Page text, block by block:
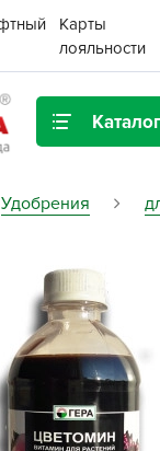
Карты
лояльности
Поиск
Удобрения